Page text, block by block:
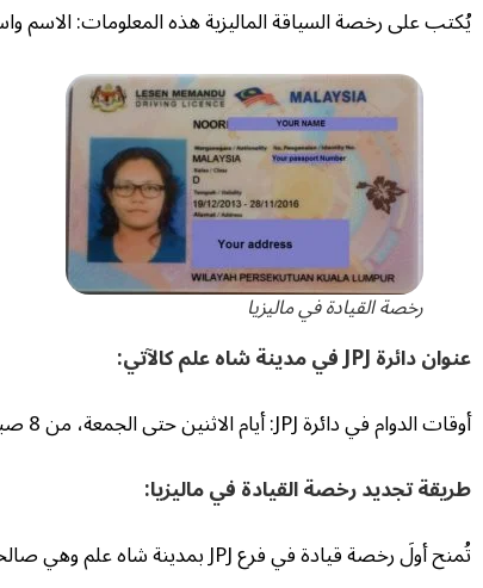
يُكتب على رخصة السياقة الماليزية هذه المعلومات: الاسم
رخصة القيادة في ماليزيا
عنوان دائرة JPJ في مدينة شاه علم كالآتي:
أوقات الدوام في دائرة JPJ: أيام الاثنين حتى الجمعة، من 8 صباحاً وحتى 5 بعد الظهر
طريقة تجديد رخصة القيادة في ماليزيا:
تُمنح أولَ رخصة قيادة في فرع JPJ بمدينة شاه علم وهي صالحة لسنة واحدة. ولكن يمكنك لتجديدها، مراجعة كافة فروع دائرة JPJ في ماليزيا.